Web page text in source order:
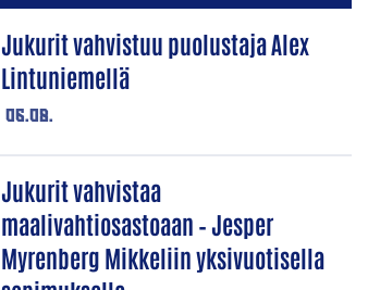
06.08.
Jukurit vahvistuu puolustaja Alex
Lintuniemellä
Jukurit vahvistaa
maalivahtiosastoaan – Jesper
Myrenberg Mikkeliin yksivuotisella